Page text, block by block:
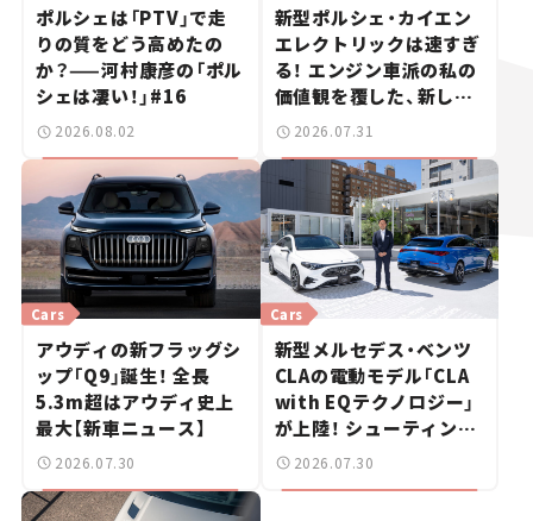
ポルシェは「PTV」で走
りの質をどう高めたの
か？——河村康彦の「ポル
シェは凄い！」#16
2026.08.02
新型ポルシェ・カイエン
エレクトリックは速すぎ
る！ エンジン車派の私の
価値観を覆した、新しい
ポルシェの走り。
2026.07.31
Cars
アウディの新フラッグシ
ップ「Q9」誕生！ 全長
5.3m超はアウディ史上
最大【新車ニュース】
2026.07.30
Cars
新型メルセデス・ベンツ
CLAの電動モデル「CLA
with EQテクノロジー」
が上陸！ シューティング
ブレークも発売【新車ニ
2026.07.30